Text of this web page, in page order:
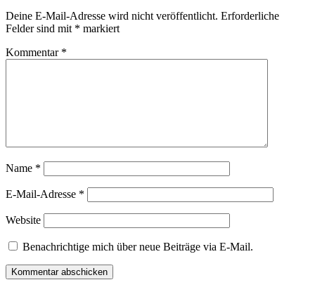
Deine E-Mail-Adresse wird nicht veröffentlicht. Erforderliche
Felder sind mit * markiert
Kommentar *
Name *
E-Mail-Adresse *
Website
Benachrichtige mich über neue Beiträge via E-Mail.